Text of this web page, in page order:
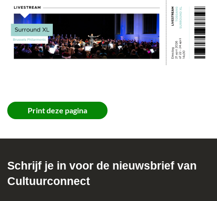
Print deze pagina
Schrijf je in voor de nieuwsbrief van
Cultuurconnect